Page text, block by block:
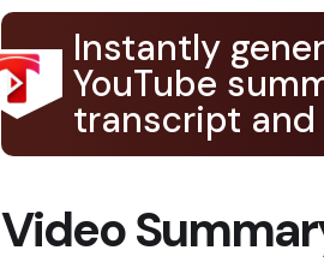
Instantly
YouTube
transcript
Video